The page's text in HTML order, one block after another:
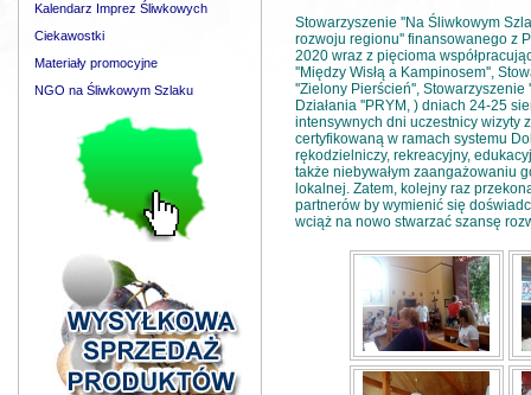
Kalendarz Imprez Śliwkowych
Ciekawostki
Materiały promocyjne
NGO na Śliwkowym Szlaku
Stowarzyszenie ''Na Śliwkowym
rozwoju regionu'' finansowanego z
2020 wraz z pięcioma
''Między Wisłą a Kampinosem'',
''Zielony Pierścień'',
Działania ''PRYM, ) dniach 24-25
intensywnych dni uczestnicy wizyty
certyfikowaną w ramach systemu
rękodzielniczy, rekreacyjny,
także niebywałym zaangażowaniu
lokalnej. Zatem, kolejny raz
partnerów by wymienić się
wciąż na nowo stwarzać szansę